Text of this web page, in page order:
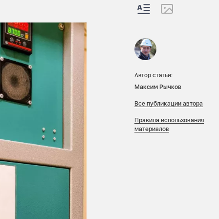
Автор статьи:
Максим Рычков
Все публикации автора
Правила использования
материалов